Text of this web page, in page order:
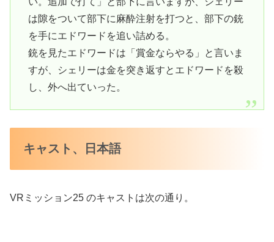
は隙をついて部下に麻酔注射を打つと、部下の銃
を手にエドワードを追い詰める。
銃を見たエドワードは「賞金ならやる」と言いま
すが、シェリーは金を突き返すとエドワードを殺
し、外へ出ていった。
キャスト、日本語
VRミッション25 のキャストは次の通り。